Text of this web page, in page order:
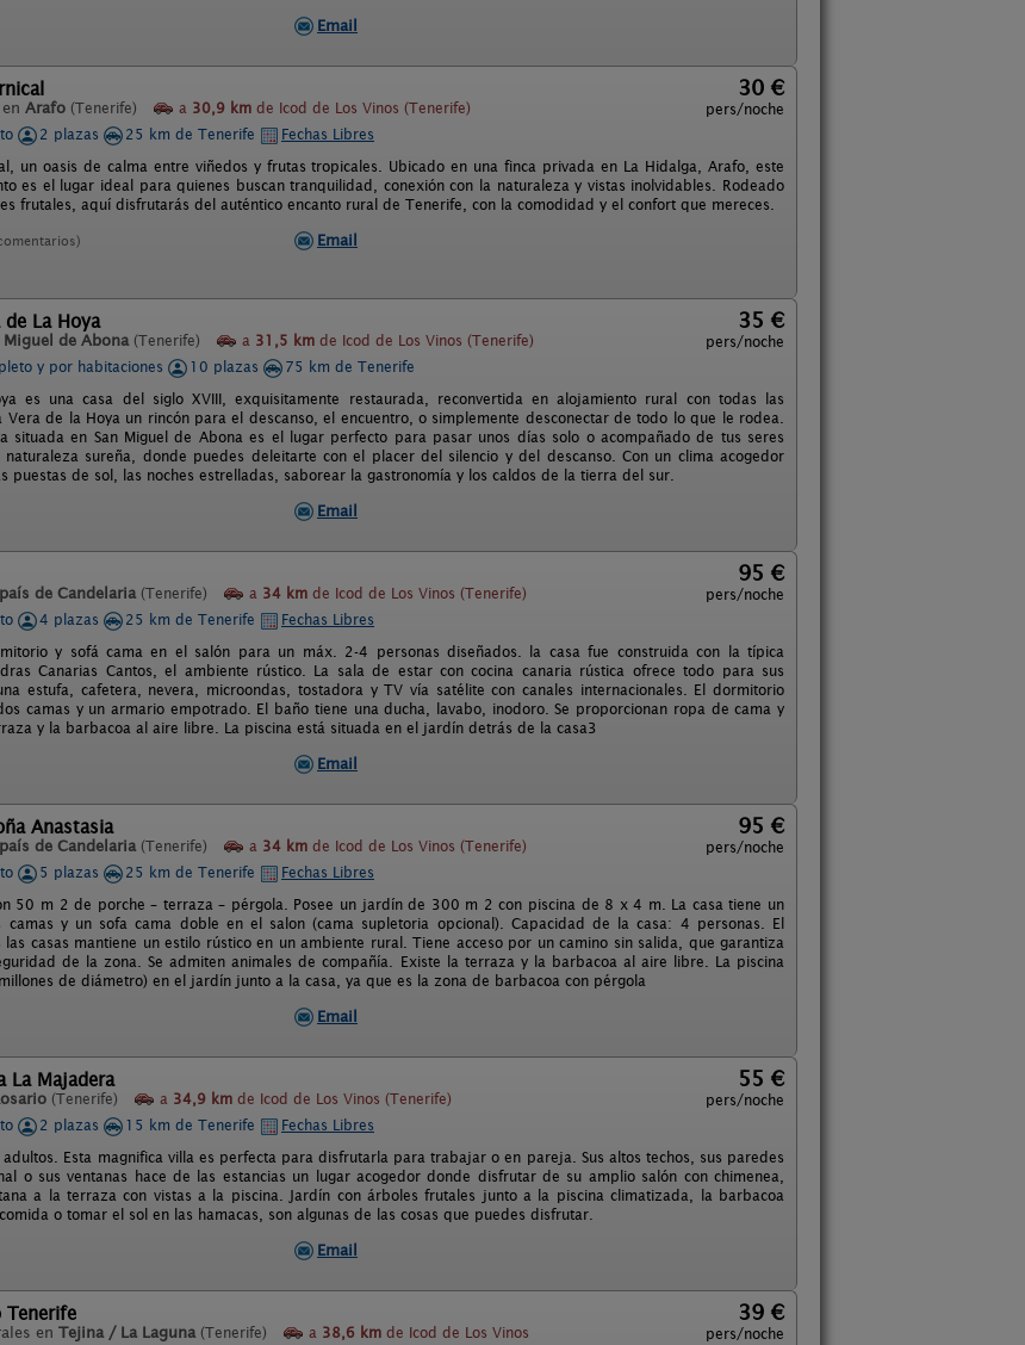
Email
Arafo (Tenerife) a 30,9 km de Icod de Los Vinos (Tenerife)
30 €
pers/noche
2 plazas 25 km de Tenerife
Fechas Libres
un oasis de calma entre viñedos y frutas tropicales. Ubicado en una finca privada en La Hidalga, Arafo, este
es el lugar ideal para quienes buscan tranquilidad, conexión con la naturaleza y vistas inolvidables. Rodeado
frutales, aquí disfrutarás del auténtico encanto rural de Tenerife, con la comodidad y el confort que mereces.
Email
de La Hoya
Miguel de Abona (Tenerife) a 31,5 km de Icod de Los Vinos (Tenerife)
35 €
pers/noche
y por habitaciones
10 plazas
75 km de Tenerife
es una casa del siglo XVIII, exquisitamente restaurada, reconvertida en alojamiento rural con todas las
Vera de la Hoya un rincón para el descanso, el encuentro, o simplemente desconectar de todo lo que le rodea.
situada en San Miguel de Abona es el lugar perfecto para pasar unos días solo o acompañado de tus seres
sureña, donde puedes deleitarte con el placer del silencio y del descanso. Con un clima acogedor
puestas de sol, las noches estrelladas, saborear la gastronomía y los caldos de la tierra del sur.
Email
de Candelaria (Tenerife) a 34 km de Icod de Los Vinos (Tenerife)
95 €
pers/noche
4 plazas 25 km de Tenerife
Fechas Libres
y sofá cama en el salón para un máx. 2-4 personas diseñados. la casa fue construida con la típica
Canarias Cantos, el ambiente rústico. La sala de estar con cocina canaria rústica ofrece todo para sus
estufa, cafetera, nevera, microondas, tostadora y TV vía satélite con canales internacionales. El dormitorio
camas y un armario empotrado. El baño tiene una ducha, lavabo, inodoro. Se proporcionan ropa de cama y
y la barbacoa al aire libre. La piscina está situada en el jardín detrás de la casa3
Email
Anastasia
de Candelaria (Tenerife) a 34 km de Icod de Los Vinos (Tenerife)
95 €
pers/noche
5 plazas 25 km de Tenerife
Fechas Libres
50 m 2 de porche – terraza – pérgola. Posee un jardín de 300 m 2 con piscina de 8 x 4 m. La casa tiene un
camas y un sofa cama doble en el salon (cama supletoria opcional). Capacidad de la casa: 4 personas. El
casas mantiene un estilo rústico en un ambiente rural. Tiene acceso por un camino sin salida, que garantiza
de la zona. Se admiten animales de compañía. Existe la terraza y la barbacoa al aire libre. La piscina
de diámetro) en el jardín junto a la casa, ya que es la zona de barbacoa con pérgola
Email
La Majadera
(Tenerife) a 34,9 km de Icod de Los Vinos (Tenerife)
55 €
pers/noche
2 plazas 15 km de Tenerife
Fechas Libres
Esta magnifica villa es perfecta para disfrutarla para trabajar o en pareja. Sus altos techos, sus paredes
o sus ventanas hace de las estancias un lugar acogedor donde disfrutar de su amplio salón con chimenea,
a la terraza con vistas a la piscina. Jardín con árboles frutales junto a la piscina climatizada, la barbacoa
o tomar el sol en las hamacas, son algunas de las cosas que puedes disfrutar.
Email
Tenerife
en Tejina / La Laguna (Tenerife) a 38,6 km de Icod de Los Vinos
39 €
pers/noche